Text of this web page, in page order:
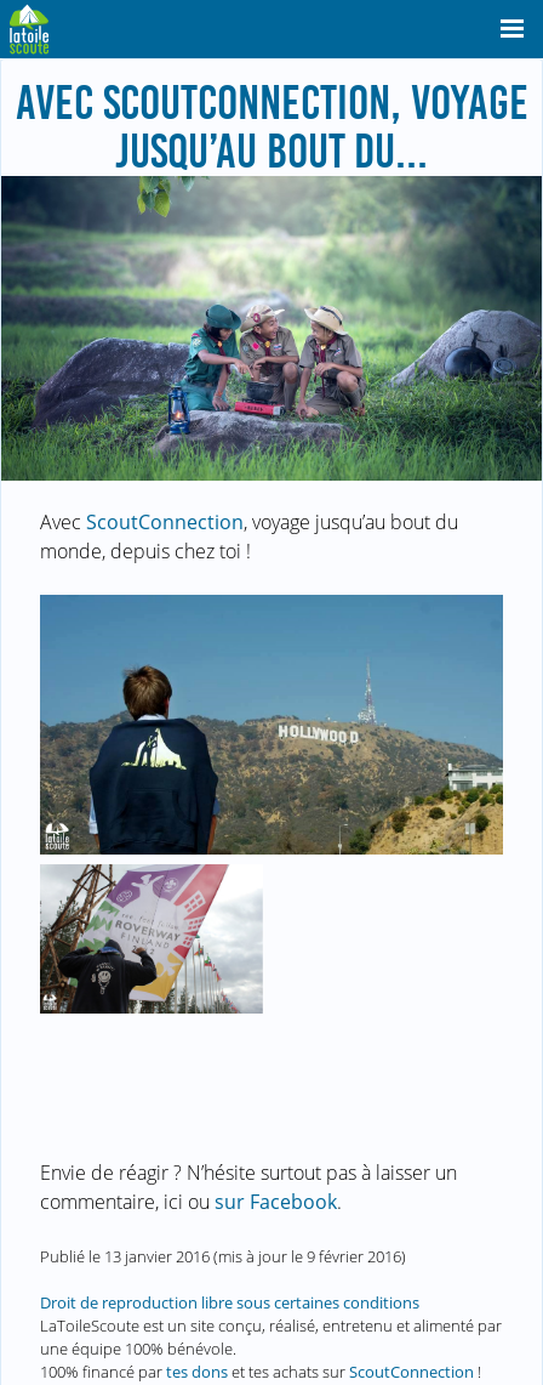
AVEC SCOUTCONNECTION, VOYAGE
JUSQU’AU BOUT DU...
Avec ScoutConnection, voyage jusqu’au bout du
monde, depuis chez toi !
Envie de réagir ? N’hésite surtout pas à laisser un
commentaire, ici ou sur Facebook.
Publié le 13 janvier 2016(mis à jour le9 février 2016)
Droit de reproduction libre sous certaines conditions
LaToileScoute est un site conçu, réalisé, entretenu et alimenté par
une équipe 100% bénévole.
100% financé partes donset tes achats surScoutConnection !